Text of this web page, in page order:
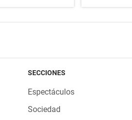
SECCIONES
Espectáculos
Sociedad